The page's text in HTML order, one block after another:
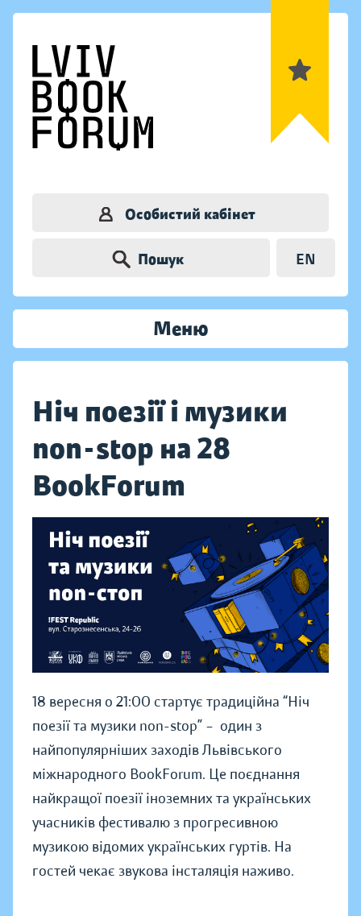
Особистий кабінет
Пошук EN
Меню
Ніч поезії і музики
non-stop на 28
BookForum
18 вересня о 21:00 стартує традиційна “Ніч
поезії та музики non-stop” – один з
найпопулярніших заходів Львівського
міжнародного BookForum. Це поєднання
найкращої поезії іноземних та українських
учасників фестивалю з прогресивною
музикою відомих українських гуртів. На
гостей чекає звукова інсталяція наживо.